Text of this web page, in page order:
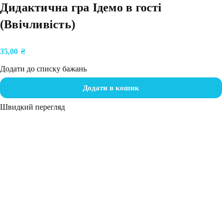
Дидактична гра Ідемо в гості
(Ввічливість)
35,00 ₴
Додати до списку бажань
Додати в кошик
Швидкий перегляд